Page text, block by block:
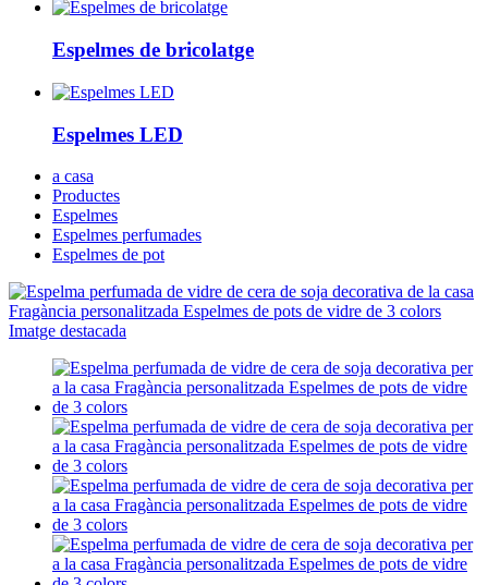
Espelmes de bricolatge
Espelmes LED
a casa
Productes
Espelmes
Espelmes perfumades
Espelmes de pot